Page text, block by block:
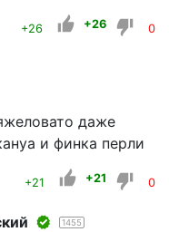
+26 +26 0
даже
и финка перли
+21 +21 0
1455